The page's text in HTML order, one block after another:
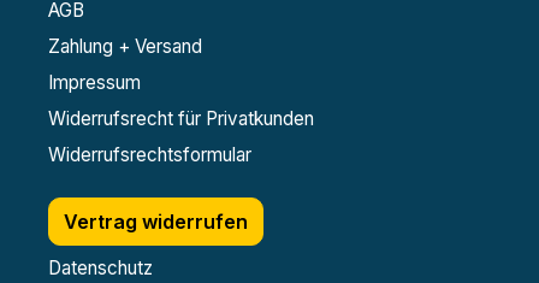
AGB
Zahlung + Versand
Impressum
Widerrufsrecht für Privatkunden
Widerrufsrechtsformular
Vertrag widerrufen
Datenschutz